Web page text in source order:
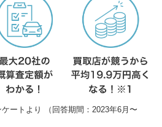
ートより （回答期間：2023年6月〜